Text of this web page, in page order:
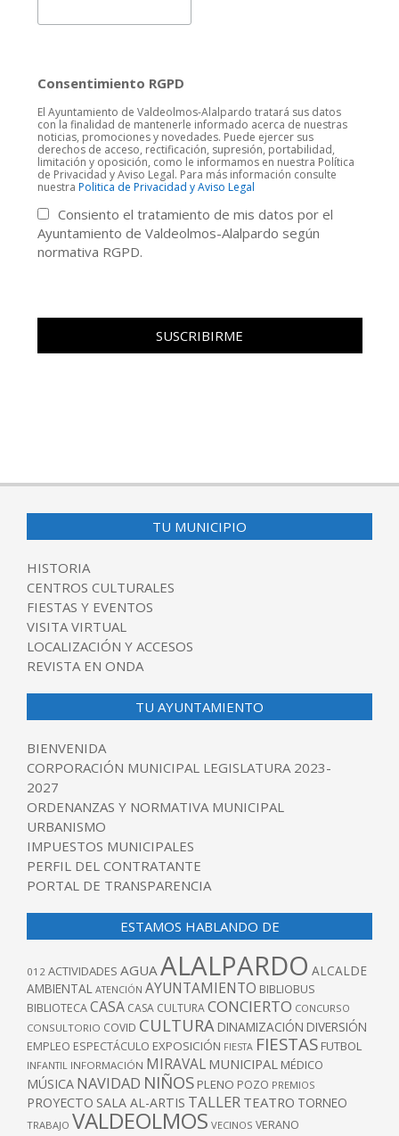
Consentimiento RGPD
El Ayuntamiento de Valdeolmos-Alalpardo tratará sus datos
con la finalidad de mantenerle informado acerca de nuestras
noticias, promociones y novedades. Puede ejercer sus
derechos de acceso, rectificación, supresión, portabilidad,
limitación y oposición, como le informamos en nuestra Política
de Privacidad y Aviso Legal. Para más información consulte
nuestra Politica de Privacidad y Aviso Legal
Consiento el tratamiento de mis datos por el
Ayuntamiento de Valdeolmos-Alalpardo según
normativa RGPD.
TU MUNICIPIO
HISTORIA
CENTROS CULTURALES
FIESTAS Y EVENTOS
VISITA VIRTUAL
LOCALIZACIÓN Y ACCESOS
REVISTA EN ONDA
TU AYUNTAMIENTO
BIENVENIDA
CORPORACIÓN MUNICIPAL LEGISLATURA 2023-
2027
ORDENANZAS Y NORMATIVA MUNICIPAL
URBANISMO
IMPUESTOS MUNICIPALES
PERFIL DEL CONTRATANTE
PORTAL DE TRANSPARENCIA
ESTAMOS HABLANDO DE
012 ACTIVIDADES AGUAALALPARDO ALCALDE
AMBIENTAL ATENCIÓN AYUNTAMIENTO BIBLIOBUS
BIBLIOTECACASA CASA CULTURACONCIERTO CONCURSO
CONSULTORIO COVID CULTURA DINAMIZACIÓN DIVERSIÓN
EMPLEO ESPECTÁCULO EXPOSICIÓN FIESTA FIESTAS FUTBOL
INFANTIL INFORMACIÓN MIRAVAL MUNICIPAL MÉDICO
MÚSICA NAVIDAD NIÑOS PLENO POZO PREMIOS
PROYECTO SALA AL-ARTIS TALLER TEATRO TORNEO
TRABAJO VALDEOLMOS VECINOS VERANO